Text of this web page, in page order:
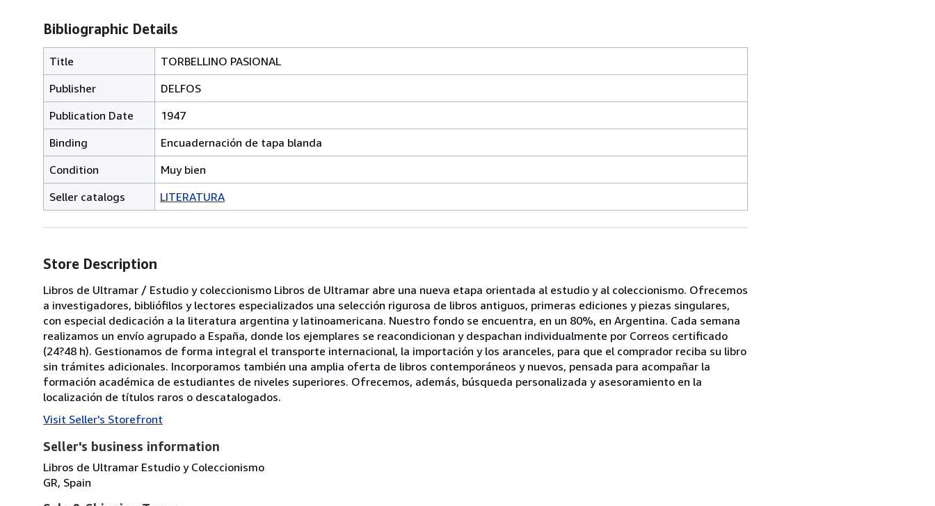
Bibliographic Details
Title
TORBELLINO PASIONAL
Publisher
DELFOS
Publication Date
1947
Binding
Encuadernación de tapa blanda
Condition
Muy bien
Seller catalogs
LITERATURA
Store Description
Libros de Ultramar / Estudio y coleccionismo Libros de Ultramar abre una nueva etapa orientada al estudio y al coleccionismo. Ofrecemos
a investigadores, bibliófilos y lectores especializados una selección rigurosa de libros antiguos, primeras ediciones y piezas singulares,
con especial dedicación a la literatura argentina y latinoamericana. Nuestro fondo se encuentra, en un 80%, en Argentina. Cada semana
realizamos un envío agrupado a España, donde los ejemplares se reacondicionan y despachan individualmente por Correos certificado
(24?48 h). Gestionamos de forma integral el transporte internacional, la importación y los aranceles, para que el comprador reciba su libro
sin trámites adicionales. Incorporamos también una amplia oferta de libros contemporáneos y nuevos, pensada para acompañar la
formación académica de estudiantes de niveles superiores. Ofrecemos, además, búsqueda personalizada y asesoramiento en la
localización de títulos raros o descatalogados.
Visit Seller's Storefront
Seller's business information
Libros de Ultramar Estudio y Coleccionismo
GR, Spain